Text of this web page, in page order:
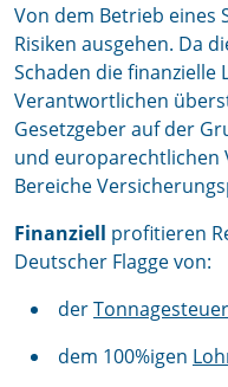
Von dem Betrieb eines
Risiken ausgehen. Da
Schaden die finanzielle
Verantwortlichen
Gesetzgeber auf der
und
Bereiche
Finanziell profitieren
Deutscher Flagge von:
derTonnagesteuer
dem 100%igen